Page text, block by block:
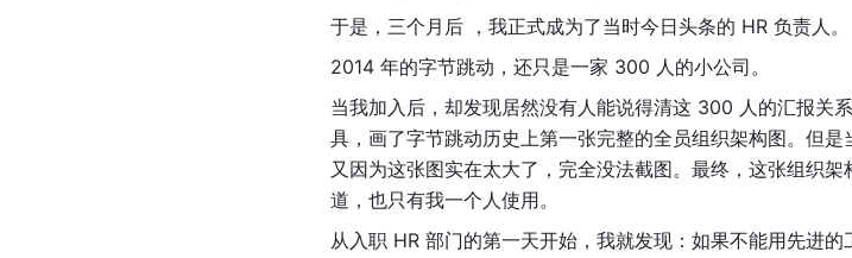
于是，三个月后 ，我正式成为了当时今日头条的 HR 负责人。
2014 年的字节跳动，还只是一家 300 人的小公司。
当我加入后，却发现居然没有人能说得清这 300 人的汇报关
具，画了字节跳动历史上第一张完整的全员组织架构图。但
又因为这张图实在太大了，完全没法截图。最终，这张组织
道，也只有我一个人使用。
从入职 HR 部门的第一天开始，我就发现：如果不能用先进